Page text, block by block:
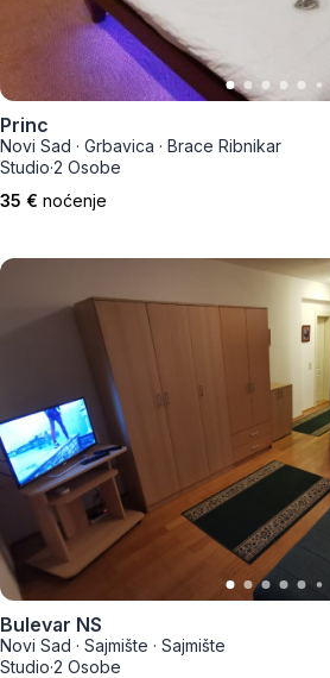
Princ
Novi Sad · Grbavica · Brace Ribnikar
Studio·2 Osobe
35 € noćenje
Bulevar NS
Novi Sad · Sajmište · Sajmište
Studio·2 Osobe